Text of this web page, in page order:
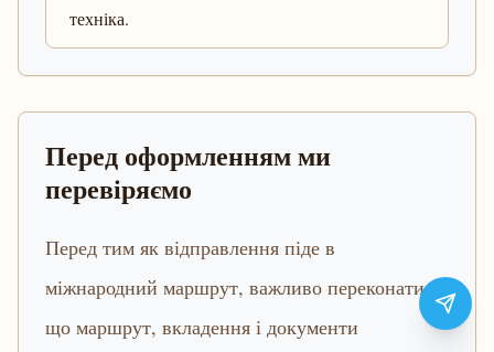
техніка.
Перед оформленням ми
перевіряємо
Перед тим як відправлення піде в
міжнародний маршрут, важливо переконатися,
що маршрут, вкладення і документи